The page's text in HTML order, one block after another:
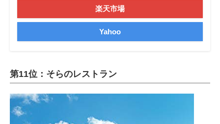
楽天市場
Yahoo
第11位：そらのレストラン